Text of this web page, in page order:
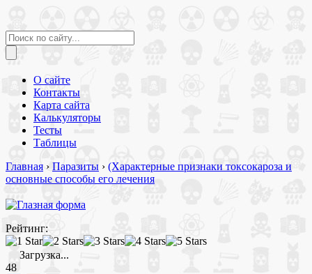
О сайте
Контакты
Карта сайта
Калькуляторы
Тесты
Таблицы
Главная › Паразиты › (Характерные признаки токсокароза и
основные способы его лечения
Рейтинг:
Загрузка...
48